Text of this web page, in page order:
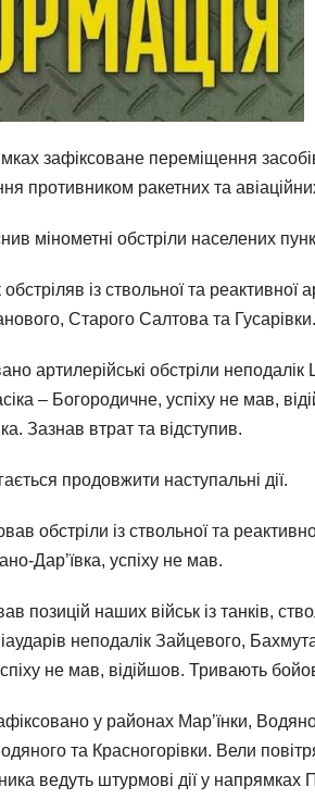
зафіксоване переміщення
противником ракетних та
мінометні обстріли населених
із ствольної та
Старого Салтова та
артилерійські обстріли
– Богородичне, успіху не мав,
Зазнав втрат та відступив.
продовжити наступальні дії.
обстріли із ствольної та
Дар’ївка, успіху не мав.
позицій наших військ із танків,
неподалік Зайцевого,
не мав, відійшов. Тривають
у районах Мар’їнки,
та Красногорівки. Вели
ведуть штурмові дії у